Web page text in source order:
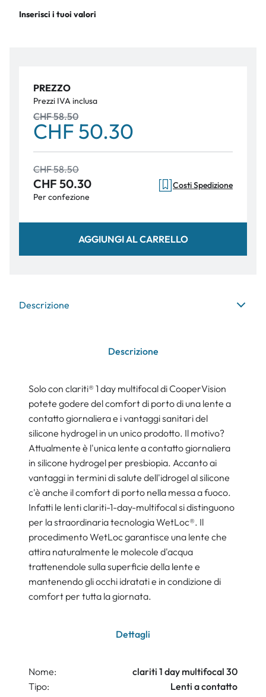
Inserisci i tuoi valori
PREZZO
Prezzi IVA inclusa
CHF 58.50
CHF 50.30
CHF 58.50
CHF 50.30
Per confezione
Costi Spedizione
AGGIUNGI AL CARRELLO
Descrizione
Descrizione
Solo con clariti® 1 day multifocal di CooperVision
potete godere del comfort di porto di una lente a
contatto giornaliera e i vantaggi sanitari del
silicone hydrogel in un unico prodotto. Il motivo?
Attualmente è l'unica lente a contatto giornaliera
in silicone hydrogel per presbiopia. Accanto ai
vantaggi in termini di salute dell'idrogel al silicone
c'è anche il comfort di porto nella messa a fuoco.
Infatti le lenti clariti-1-day-multifocal si distinguono
per la straordinaria tecnologia WetLoc®. Il
procedimento WetLoc garantisce una lente che
attira naturalmente le molecole d'acqua
trattenendole sulla superficie della lente e
mantenendo gli occhi idratati e in condizione di
comfort per tutta la giornata.
Dettagli
Nome:
clariti 1 day multifocal 30
Tipo:
Lenti a contatto